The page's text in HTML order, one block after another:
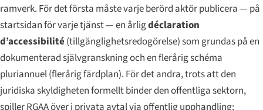
ramverk. För det första måste varje berörd aktör publicera — på
startsidan för varje tjänst — en årligdéclaration
d’accessibilité(tillgänglighetsredogörelse) som grundas på en
dokumenterad självgranskning och en flerårigschéma
pluriannuel(flerårig färdplan). För det andra, trots att den
juridiska skyldigheten formellt binder den offentliga sektorn,
spiller RGAA över i privata avtal via offentlig upphandling: